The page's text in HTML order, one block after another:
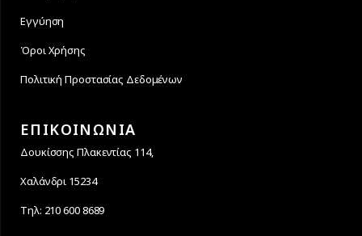
Εγγύηση
Όροι Χρήσης
Πολιτική Προστασίας Δεδομένων
ΕΠΙΚΟΙΝΩΝΙΑ
Δουκίσσης Πλακεντίας 114,
Χαλάνδρι 15234
Τηλ: 210 600 8689